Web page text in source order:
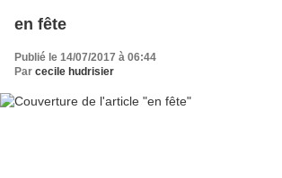
en fête
Publié le 14/07/2017 à 06:44
Par cecile hudrisier